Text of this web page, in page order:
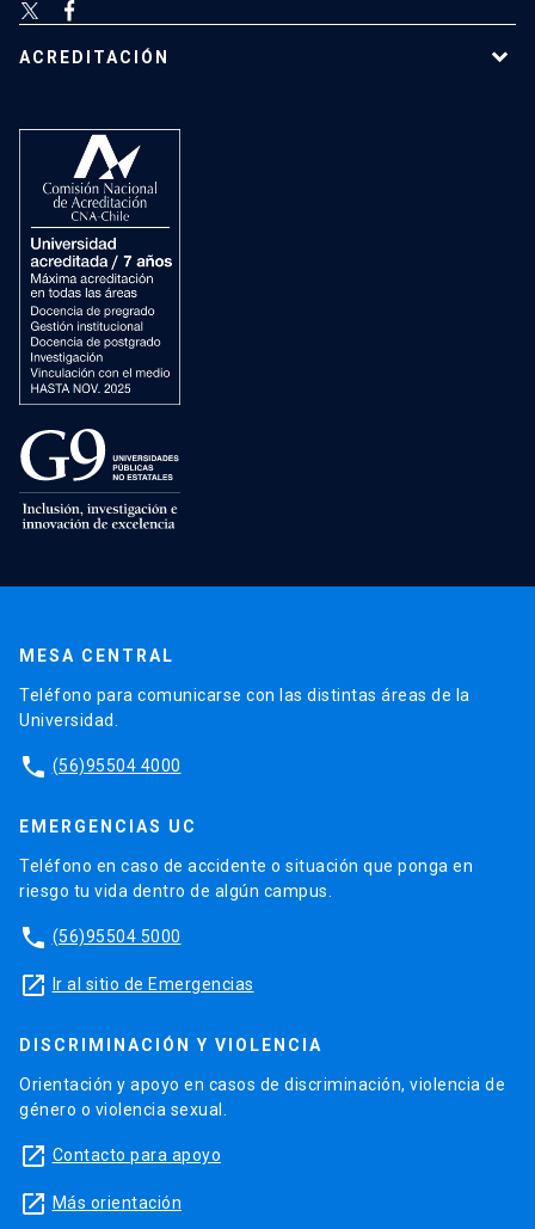
ACREDITACIÓN
MESA CENTRAL
Teléfono para comunicarse con las distintas áreas de la
Universidad.
phone (56)95504 4000
EMERGENCIAS UC
Teléfono en caso de accidente o situación que ponga en
riesgo tu vida dentro de algún campus.
phone (56)95504 5000
launch Ir al sitio de Emergencias
DISCRIMINACIÓN Y VIOLENCIA
Orientación y apoyo en casos de discriminación, violencia de
género o violencia sexual.
launch Contacto para apoyo
launch Más orientación